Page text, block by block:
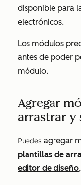
disponible para
electrónicos.
Los módulos
antes de poder
módulo.
Agregar
arrastrar y
Puedes agregar
plantillas de
editor de diseño